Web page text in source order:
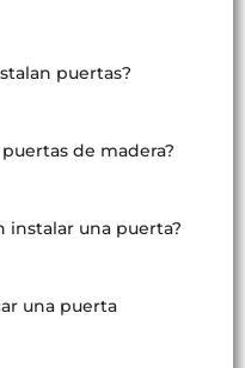
puertas?
de madera?
instalar una puerta?
una puerta